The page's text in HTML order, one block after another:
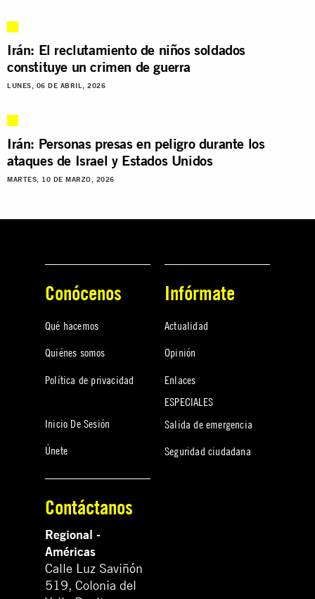
Irán: El reclutamiento de niños soldados
constituye un crimen de guerra
LUNES, 06 DE ABRIL, 2026
Irán: Personas presas en peligro durante los
ataques de Israel y Estados Unidos
MARTES, 10 DE MARZO, 2026
Conócenos
Qué hacemos
Quiénes somos
Política de privacidad
Inicio De Sesión
Únete
Infórmate
Actualidad
Opinión
Enlaces
ESPECIALES
Salida de emergencia
Seguridad ciudadana
Contáctanos
Regional -
Américas
Calle Luz Saviñón
519, Colonia del